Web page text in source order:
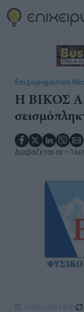
Επιχειρηματικά
Η ΒΙΚΟΣ
Διαβάζεται σε ~ 1
07/02/2014 | 10:34